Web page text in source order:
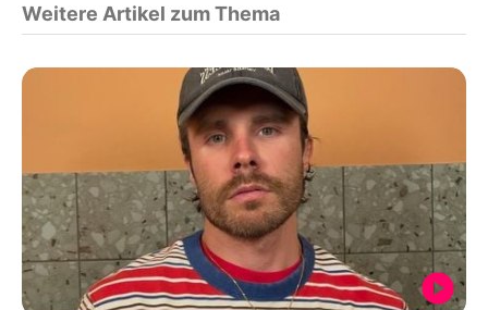
Weitere Artikel zum Thema